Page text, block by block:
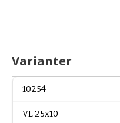
Varianter
10254
VL 25x10